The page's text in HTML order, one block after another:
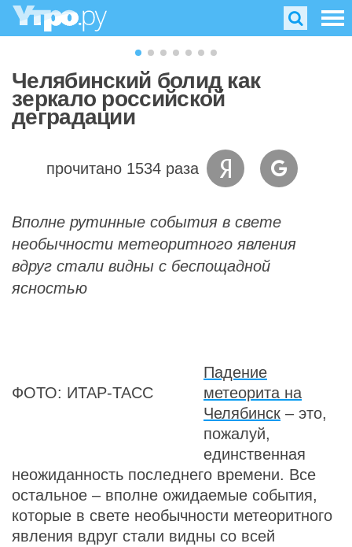
Челябинский болид как
зеркало российской
деградации
прочитано 1534 раза
Вполне рутинные события в свете
необычности метеоритного явления
вдруг стали видны с беспощадной
ясностью
ФОТО: ИТАР-ТАСС
Падение
метеорита на
Челябинск – это,
пожалуй,
единственная
неожиданность последнего времени. Все
остальное – вполне ожидаемые события,
которые в свете необычности метеоритного
явления вдруг стали видны со всей